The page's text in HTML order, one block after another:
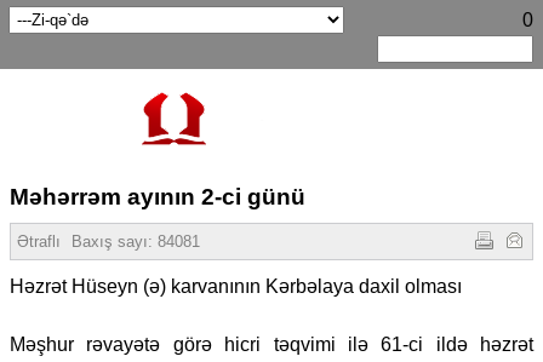
0
Məhərrəm ayının 2-ci günü
Ətraflı Baxış sayı: 84081
Həzrət Hüseyn (ə) karvanının Kərbəlaya daxil olması
Məşhur rəvayətə görə hicri təqvimi ilə 61-ci ildə həzrət